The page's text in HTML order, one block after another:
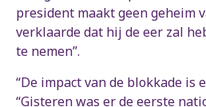
president maakt geen geheim
verklaarde dat hij de eer zal
te nemen”.
“De impact van de blokkade is
“Gisteren was er de eerste